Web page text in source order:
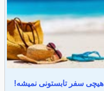
هیچی سفر تابستونی نمیشه!